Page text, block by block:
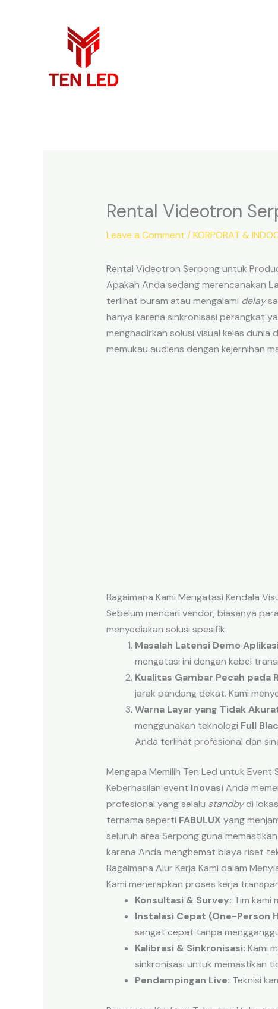
Rental Videotron
Leave a Comment /KORPORAT &
Rental Videotron Serpong untuk
Apakah Anda sedang merencanakan
terlihat buram atau mengalami delay
hanya karena sinkronisasi perangkat
menghadirkan solusi visual kelas
memukau audiens dengan kejernihan
Bagaimana Kami Mengatasi Kendala
Sebelum mencari vendor, biasanya para
menyediakan solusi spesifik:
Masalah Latensi Demo
mengatasi ini dengan kabel
Kualitas Gambar Pecah pada
jarak pandang dekat. Kami
Warna Layar yang Tidak
menggunakan teknologi Full
Anda terlihat profesional dan
Mengapa Memilih Ten Led untuk
Keberhasilan event Inovasi Anda
profesional yang selalu standbydi
ternama seperti FABULUX yang
seluruh area Serpong guna
karena Anda menghemat biaya riset
Bagaimana Alur Kerja Kami dalam
Kami menerapkan proses kerja
Konsultasi & Survey: Tim kami
Instalasi Cepat (One-Person
sangat cepat tanpa
Kalibrasi & Sinkronisasi: Kami
sinkronisasi untuk memastikan
Pendampingan Live: Teknisi